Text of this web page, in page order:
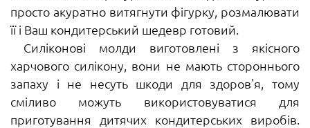
просто акуратно витягнути фігурку, розмалювати
її і Ваш кондитерський шедевр готовий.
Силіконові молди виготовлені з якісного
харчового силікону, вони не мають стороннього
запаху і не несуть шкоди для здоров'я, тому
сміливо можуть використовуватися для
приготування дитячих кондитерських виробів.